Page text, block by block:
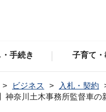
・手続き 子育て
ビジネス 入札・契約
神奈川土木事務所監督車の